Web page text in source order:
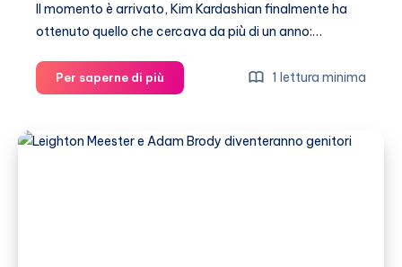
Il momento è arrivato, Kim Kardashian finalmente ha
ottenuto quello che cercava da più di un anno:…
Per saperne di più
Kardashian
di
1 lettura minima